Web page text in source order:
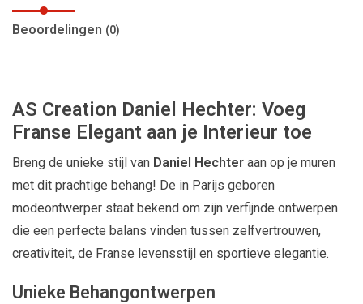
Beoordelingen (0)
AS Creation Daniel Hechter: Voeg
Franse Elegant aan je Interieur toe
Breng de unieke stijl van Daniel Hechter aan op je muren
met dit prachtige behang! De in Parijs geboren
modeontwerper staat bekend om zijn verfijnde ontwerpen
die een perfecte balans vinden tussen zelfvertrouwen,
creativiteit, de Franse levensstijl en sportieve elegantie.
Unieke Behangontwerpen